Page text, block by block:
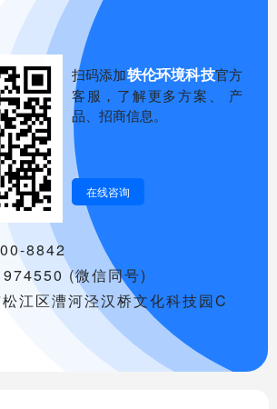
扫码添加轶伦环境科技官方
客服，了解更多方案、 产
品、招商信息。
在线咨询
8842
(微信同号)
松江区漕河泾汉桥文化科技园C